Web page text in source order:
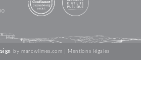
by marcwilmes.com Mentions légales